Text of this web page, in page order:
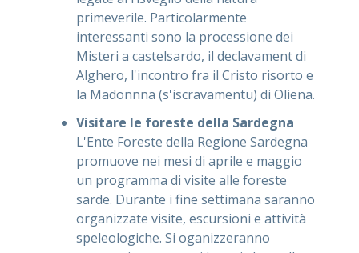
primeverile. Particolarmente
interessanti sono la processione dei
Misteri a castelsardo, il declavament di
Alghero, l'incontro fra il Cristo risorto e
la Madonnna (s'iscravamentu) di Oliena.
Visitare le foreste della Sardegna
L'Ente Foreste della Regione Sardegna
promuove nei mesi di aprile e maggio
un programma di visite alle foreste
sarde. Durante i fine settimana saranno
organizzate visite, escursioni e attività
speleologiche. Si oganizzeranno